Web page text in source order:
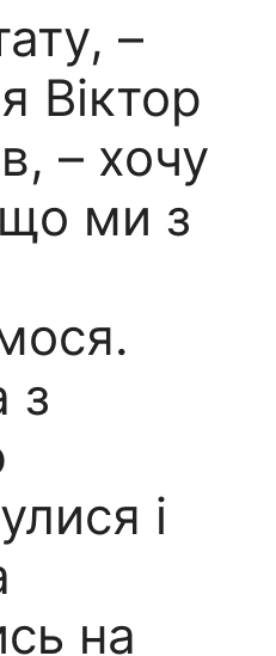
–
Віктор
– хочу
ми з
з
і
на